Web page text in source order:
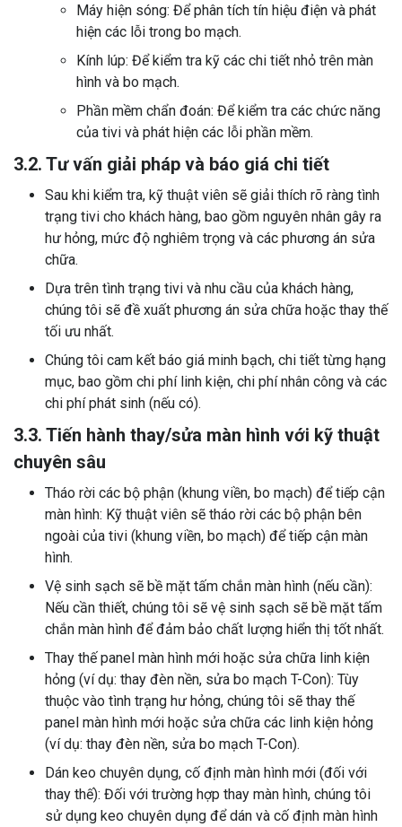
Máy hiện sóng: Để phân tích tín hiệu điện và phát
hiện các lỗi trong bo mạch.
Kính lúp: Để kiểm tra kỹ các chi tiết nhỏ trên màn
hình và bo mạch.
Phần mềm chẩn đoán: Để kiểm tra các chức năng
của tivi và phát hiện các lỗi phần mềm.
3.2. Tư vấn giải pháp và báo giá chi tiết
Sau khi kiểm tra, kỹ thuật viên sẽ giải thích rõ ràng tình
trạng tivi cho khách hàng, bao gồm nguyên nhân gây ra
hư hỏng, mức độ nghiêm trọng và các phương án sửa
chữa.
Dựa trên tình trạng tivi và nhu cầu của khách hàng,
chúng tôi sẽ đề xuất phương án sửa chữa hoặc thay thế
tối ưu nhất.
Chúng tôi cam kết báo giá minh bạch, chi tiết từng hạng
mục, bao gồm chi phí linh kiện, chi phí nhân công và các
chi phí phát sinh (nếu có).
3.3. Tiến hành thay/sửa màn hình với kỹ thuật
chuyên sâu
Tháo rời các bộ phận (khung viền, bo mạch) để tiếp cận
màn hình: Kỹ thuật viên sẽ tháo rời các bộ phận bên
ngoài của tivi (khung viền, bo mạch) để tiếp cận màn
hình.
Vệ sinh sạch sẽ bề mặt tấm chắn màn hình (nếu cần):
Nếu cần thiết, chúng tôi sẽ vệ sinh sạch sẽ bề mặt tấm
chắn màn hình để đảm bảo chất lượng hiển thị tốt nhất.
Thay thế panel màn hình mới hoặc sửa chữa linh kiện
hỏng (ví dụ: thay đèn nền, sửa bo mạch T-Con): Tùy
thuộc vào tình trạng hư hỏng, chúng tôi sẽ thay thế
panel màn hình mới hoặc sửa chữa các linh kiện hỏng
(ví dụ: thay đèn nền, sửa bo mạch T-Con).
Dán keo chuyên dụng, cố định màn hình mới (đối với
thay thế): Đối với trường hợp thay màn hình, chúng tôi
sử dụng keo chuyên dụng để dán và cố định màn hình